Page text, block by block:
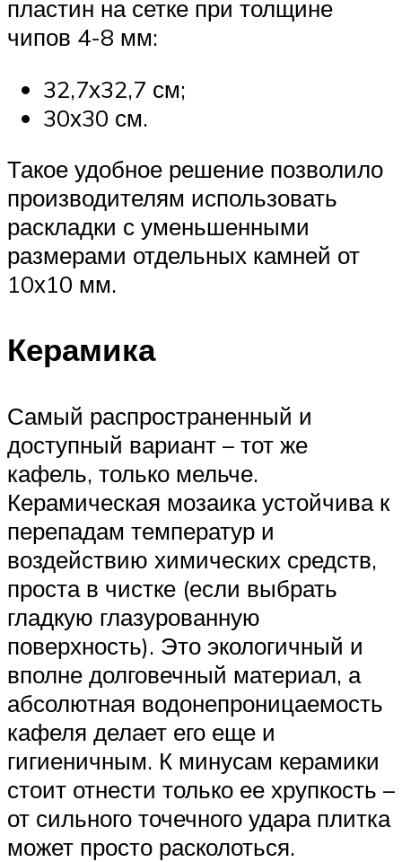
пластин на сетке при толщине
чипов 4-8 мм:
32,7х32,7 см;
30х30 см.
Такое удобное решение позволило
производителям использовать
раскладки с уменьшенными
размерами отдельных камней от
10х10 мм.
Керамика
Самый распространенный и
доступный вариант – тот же
кафель, только мельче.
Керамическая мозаика устойчива к
перепадам температур и
воздействию химических средств,
проста в чистке (если выбрать
гладкую глазурованную
поверхность). Это экологичный и
вполне долговечный материал, а
абсолютная водонепроницаемость
кафеля делает его еще и
гигиеничным. К минусам керамики
стоит отнести только ее хрупкость –
от сильного точечного удара плитка
может просто расколоться.